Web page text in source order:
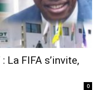
La FIFA s’invite,
0